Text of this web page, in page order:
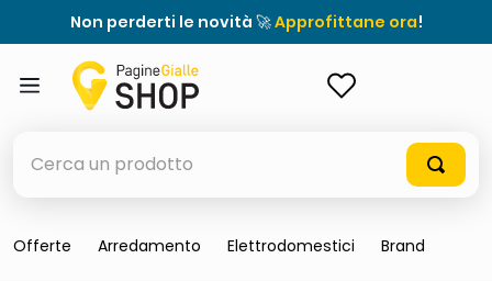
Non perderti le novità 🚀Approfittane ora!
Offerte Arredamento Elettrodomestici Brand